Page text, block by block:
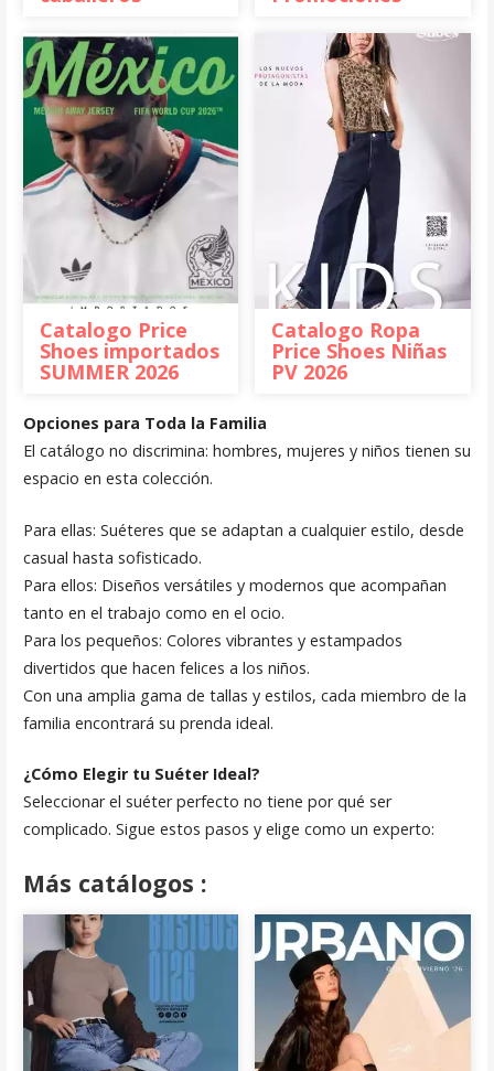
Catalogo Price
Shoes importados
SUMMER 2026
Catalogo Ropa
Price Shoes Niñas
PV 2026
Opciones para Toda la Familia
El catálogo no discrimina: hombres, mujeres y niños tienen su
espacio en esta colección.
Para ellas: Suéteres que se adaptan a cualquier estilo, desde
casual hasta sofisticado.
Para ellos: Diseños versátiles y modernos que acompañan
tanto en el trabajo como en el ocio.
Para los pequeños: Colores vibrantes y estampados
divertidos que hacen felices a los niños.
Con una amplia gama de tallas y estilos, cada miembro de la
familia encontrará su prenda ideal.
¿Cómo Elegir tu Suéter Ideal?
Seleccionar el suéter perfecto no tiene por qué ser
complicado. Sigue estos pasos y elige como un experto:
Más catálogos :